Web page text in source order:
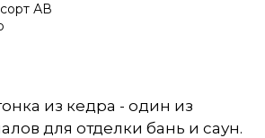
АВ
из кедра - один из
для отделки бань и саун.